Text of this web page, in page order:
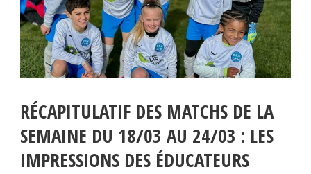
RÉCAPITULATIF DES MATCHS DE LA
SEMAINE DU 18/03 AU 24/03 : LES
IMPRESSIONS DES ÉDUCATEURS